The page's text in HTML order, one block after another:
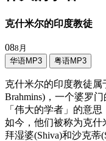
克什米尔的印度教徒
088月
华语MP3
粤语MP3
克什米尔的印度教徒属
Brahmins)，一个婆罗
「伟大的学者」的意
如今，他们被称为克什
拜湿婆(Shiva)和沙克